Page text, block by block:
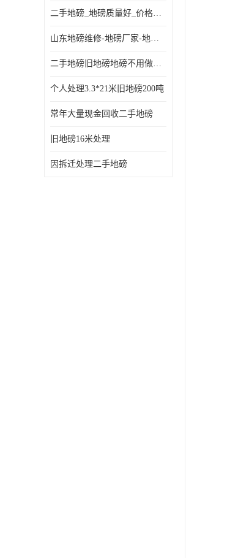
二手地磅_地磅质量好_价格便宜这里找【地磅行家】
山东地磅维修-地磅厂家-地磅价格-二手地磅
二手地磅旧地磅地磅不用做地基
个人处理3.3*21米旧地磅200吨
常年大量现金回收二手地磅
旧地磅16米处理
因拆迁处理二手地磅